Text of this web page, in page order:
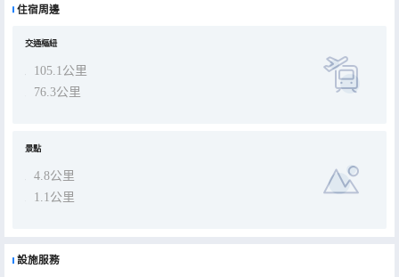
住宿周邊
交通樞紐
105.1公里
76.3公里
景點
4.8公里
1.1公里
設施服務